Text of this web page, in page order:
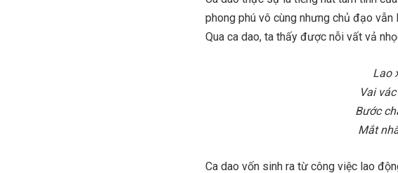
phong phú vô cùng nhưng chủ đạo
Qua ca dao, ta thấy được nỗi vất vả
Lao
Vai
Bước
Mắt
Ca dao vốn sinh ra từ công việc lao